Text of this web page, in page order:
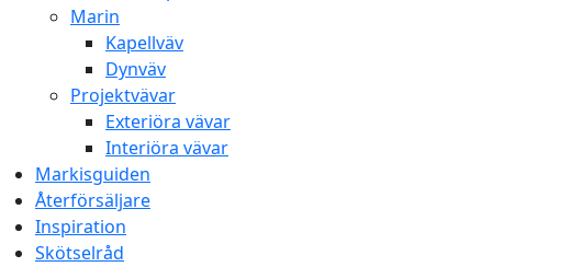
Marin
Kapellväv
Dynväv
Projektvävar
Exteriöra vävar
Interiöra vävar
Markisguiden
Återförsäljare
Inspiration
Skötselråd